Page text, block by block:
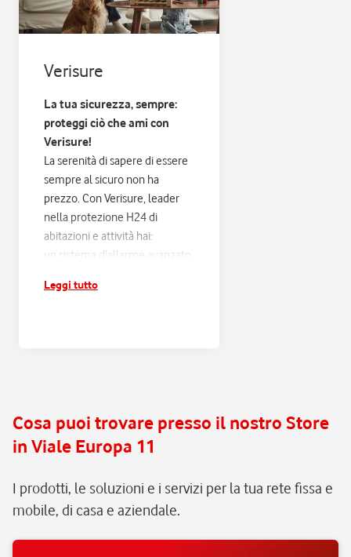
Verisure
La tua sicurezza, sempre:
proteggi ciò che ami con
Verisure!
La serenità di sapere di essere
sempre al sicuro non ha
prezzo. Con Verisure, leader
nella protezione H24 di
abitazioni e attività hai:
un sistema d'allarme avanzato,
e connesso alla Centrale
assistenza e manutenzione
continua, senza pensieri.
Leggi tutto
Cosa puoi trovare presso il nostro Store
in Viale Europa 11
I prodotti, le soluzioni e i servizi per la tua rete fissa e
mobile, di casa e aziendale.